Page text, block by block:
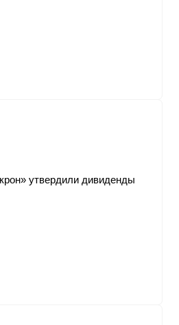
утвердили дивиденды